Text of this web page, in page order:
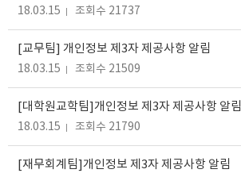
18.03.15 조회수 21737
[교무팀] 개인정보 제3자 제공사항 알림
18.03.15 조회수 21509
[대학원교학팀]개인정보 제3자 제공사항 알림
18.03.15 조회수 21790
[재무회계팀]개인정보 제3자 제공사항 알림